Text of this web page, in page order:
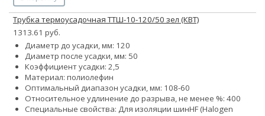
Трубка термоусадочная ТТШ-10-120/50 зел (КВТ)
1313.61 руб.
Диаметр до усадки, мм: 120
Диаметр после усадки, мм: 50
Коэффициент усадки: 2,5
Материал: полиолефин
Оптимальный диапазон усадки, мм: 108-60
Относительное удлинение до разрыва, не менее %: 400
Специальные свойства: Для изоляции шинHF (Halogen